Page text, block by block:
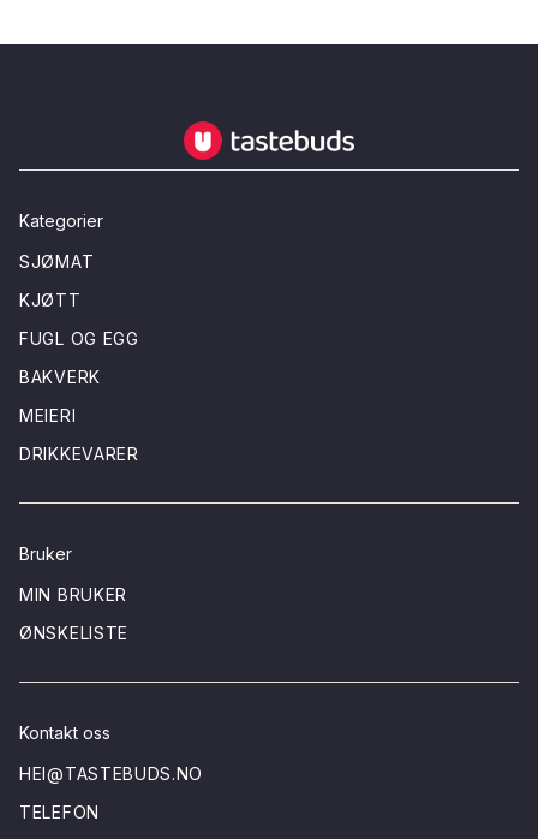
Tastebuds - Lokalmat rett hjem
Kategorier
SJØMAT
KJØTT
FUGL OG EGG
BAKVERK
MEIERI
DRIKKEVARER
Bruker
MIN BRUKER
ØNSKELISTE
Kontakt oss
HEI@TASTEBUDS.NO
TELEFON